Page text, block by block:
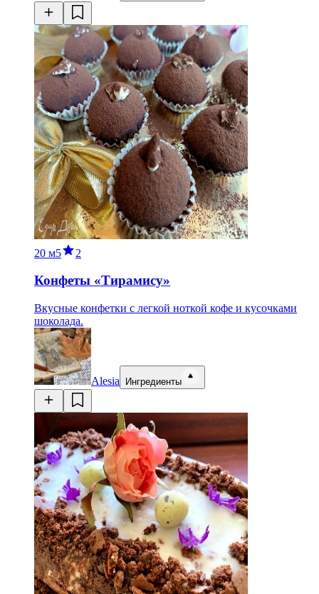
20 м5 2
Конфеты «Тирамису»
Вкусные конфетки с легкой ноткой кофе и кусочками
шоколада.
Alesia Ингредиенты